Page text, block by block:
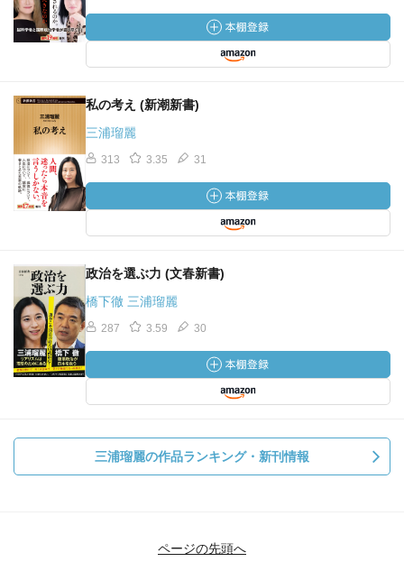
私の考え (新潮新書)
三浦瑠麗
313 3.35 31
政治を選ぶ力 (文春新書)
橋下徹 三浦瑠麗
287 3.59 30
三浦瑠麗の作品ランキング・新刊情報
ページの先頭へ